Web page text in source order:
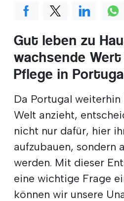
Gut leben zu
wachsende
Pflege in
Da Portugal weiterhin
Welt anzieht,
nicht nur dafür, hier
aufzubauen, sondern
werden. Mit dieser
eine wichtige Frage
können wir unsere